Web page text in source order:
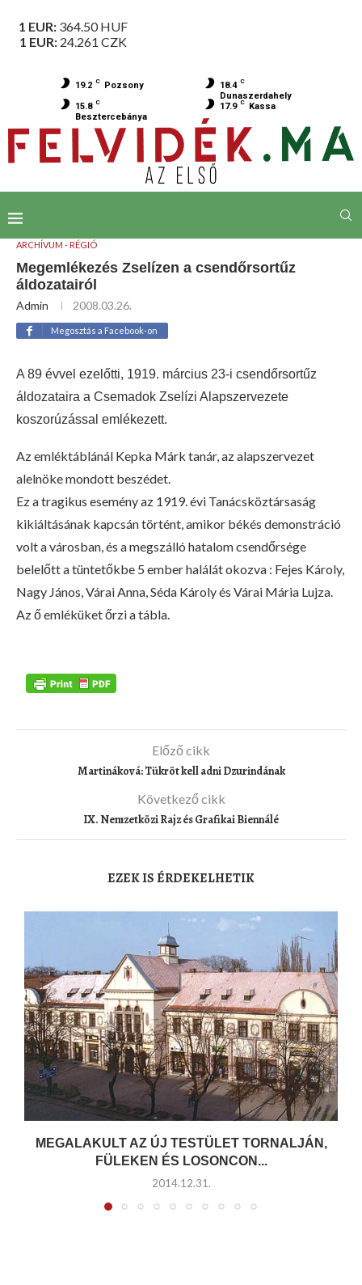
1 EUR: 364.50HUF
1 EUR: 24.261 CZK
19.2 C Pozsony 18.4 C
Dunaszerdahely
15.8 C
Besztercebánya
17.9 C Kassa
ARCHÍVUM - RÉGIÓ
Megemlékezés Zselízen a csendőrsortűz
áldozatairól
Admin 2008.03.26.
Megosztás a Facebook-on
A 89 évvel ezelőtti, 1919. március 23-i csendőrsortűz
áldozataira a Csemadok Zselízi Alapszervezete
koszorúzással emlékezett.
Az emléktáblánál Kepka Márk tanár, az alapszervezet
alelnöke mondott beszédet.
Ez a tragikus esemény az 1919. évi Tanácsköztársaság
kikiáltásának kapcsán történt, amikor békés demonstráció
volt a városban, és a megszálló hatalom csendőrsége
belelőtt a tüntetőkbe 5 ember halálát okozva : Fejes Károly,
Nagy János, Várai Anna, Séda Károly és Várai Mária Lujza.
Az ő emléküket őrzi a tábla.
Előző cikk
Martináková: Tükröt kell adni Dzurindának
Következő cikk
IX. Nemzetközi Rajz és Grafikai Biennálé
EZEK IS ÉRDEKELHETIK
MEGALAKULT AZ ÚJ TESTÜLET TORNALJÁN,
FÜLEKEN ÉS LOSONCON...
2014.12.31.